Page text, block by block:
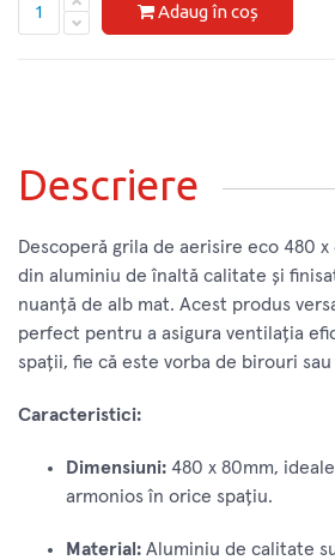
Adaug în coș
Descriere
Descoperă grila de aerisire eco 480
din aluminiu de înaltă calitate și
nuanță de alb mat. Acest produs
perfect pentru a asigura ventilația
spații, fie că este vorba de birouri
Caracteristici:
Dimensiuni: 480 x 80mm,
armonios în orice spațiu.
Material: Aluminiu de calitate